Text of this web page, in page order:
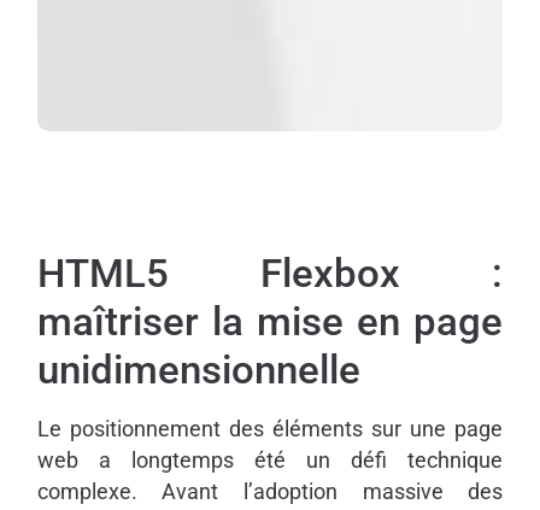
HTML5 Flexbox :
maîtriser la mise en page
unidimensionnelle
Le positionnement des éléments sur une page
web a longtemps été un défi technique
complexe. Avant l’adoption massive des